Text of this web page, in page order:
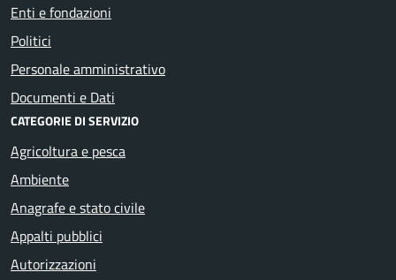
Enti e fondazioni
Politici
Personale amministrativo
Documenti e Dati
CATEGORIE DI SERVIZIO
Agricoltura e pesca
Ambiente
Anagrafe e stato civile
Appalti pubblici
Autorizzazioni